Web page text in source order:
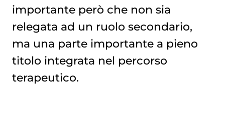
importante però che non sia
relegata ad un ruolo secondario,
ma una parte importante a pieno
titolo integrata nel percorso
terapeutico.